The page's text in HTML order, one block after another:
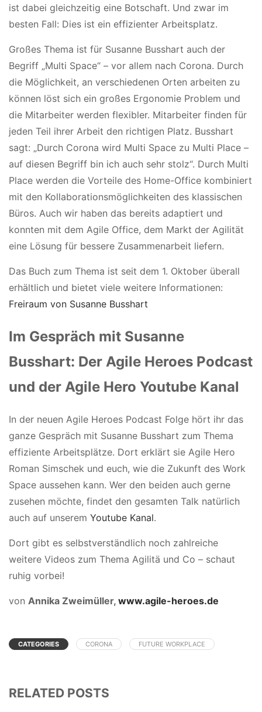
ist dabei gleichzeitig eine Botschaft. Und zwar im
besten Fall: Dies ist ein effizienter Arbeitsplatz.
Großes Thema ist für Susanne Busshart auch der
Begriff „Multi Space“ – vor allem nach Corona. Durch
die Möglichkeit, an verschiedenen Orten arbeiten zu
können löst sich ein großes Ergonomie Problem und
die Mitarbeiter werden flexibler. Mitarbeiter finden für
jeden Teil ihrer Arbeit den richtigen Platz. Busshart
sagt: „Durch Corona wird Multi Space zu Multi Place –
auf diesen Begriff bin ich auch sehr stolz“. Durch Multi
Place werden die Vorteile des Home-Office kombiniert
mit den Kollaborationsmöglichkeiten des klassischen
Büros. Auch wir haben das bereits adaptiert und
konnten mit dem Agile Office, dem Markt der Agilität
eine Lösung für bessere Zusammenarbeit liefern.
Das Buch zum Thema ist seit dem 1. Oktober überall
erhältlich und bietet viele weitere Informationen:
Freiraum von Susanne Busshart
Im Gespräch mit Susanne
Busshart: Der Agile Heroes Podcast
und der Agile Hero Youtube Kanal
In der neuen Agile Heroes Podcast Folge hört ihr das
ganze Gespräch mit Susanne Busshart zum Thema
effiziente Arbeitsplätze. Dort erklärt sie Agile Hero
Roman Simschek und euch, wie die Zukunft des Work
Space aussehen kann. Wer den beiden auch gerne
zusehen möchte, findet den gesamten Talk natürlich
auch auf unserem Youtube Kanal.
Dort gibt es selbstverständlich noch zahlreiche
weitere Videos zum Thema Agilitä und Co – schaut
ruhig vorbei!
von Annika Zweimüller, www.agile-heroes.de
CATEGORIES CORONA FUTURE WORKPLACE
RELATED POSTS